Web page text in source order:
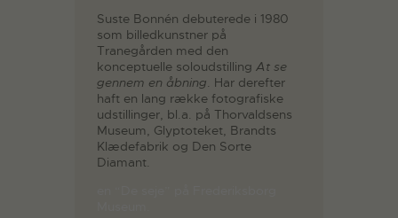
Suste Bonnén debuterede i 1980
som billedkunstner på
Tranegården med den
konceptuelle soloudstilling At se
gennem en åbning. Har derefter
haft en lang række fotografiske
udstillinger, bl.a. på Thorvaldsens
Museum, Glyptoteket, Brandts
Klædefabrik og Den Sorte
Diamant.